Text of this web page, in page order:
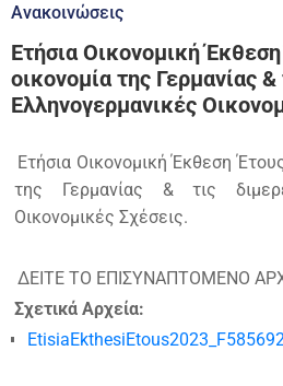
Ανακοινώσεις
Ετήσια Οικονομική
οικονομία της Γερμανίας &
Ελληνογερμανικές
Ετήσια Οικονομική Έκθεση
της Γερμανίας & τις
Οικονομικές Σχέσεις.
ΔΕΙΤΕ ΤΟ ΕΠΙΣΥΝΑΠΤΟΜΕΝΟ
Σχετικά Αρχεία: